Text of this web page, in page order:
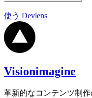
使う Devlens
Visionimagine
革新的なコンテンツ制